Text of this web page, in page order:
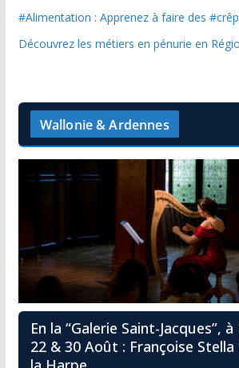
#Alimentation : Apprenez à faire des
Découvrez les métiers en pénurie en
Wallonie & Ardennes
En la “Galerie Saint-Jacques”,
22 & 30 Août : Françoise